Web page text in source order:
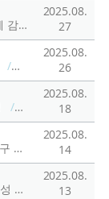
남극 빙하에서 깨어난 미생물...일부는 인체 감염 가능 /
2025.08.
27
/ 극지연구소
2025.08.
26
/ 극지연구소
2025.08.
18
개소 이후 논문성과 통계 발표...폭 넓게 연구/ 극지연구소
2025.08.
14
극지연, 북극에서 기후냉각 성분 증가 가능성 제시…“온난화 늦추는 자연 복원력”
2025.08.
13